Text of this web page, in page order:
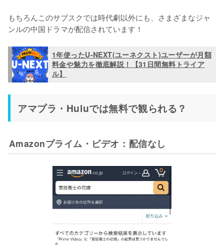
もちろんこのサブスクでは時代劇以外にも、さまざまなジャ
ンルの中国ドラマが配信されています！
1年使ったU-NEXT(ユーネクスト)ユーザーが月額
料金や魅力を徹底解説！【31日間無料トライア
ル】
アマプラ・Huluでは無料で観られる？
Amazonプライム・ビデオ：配信なし